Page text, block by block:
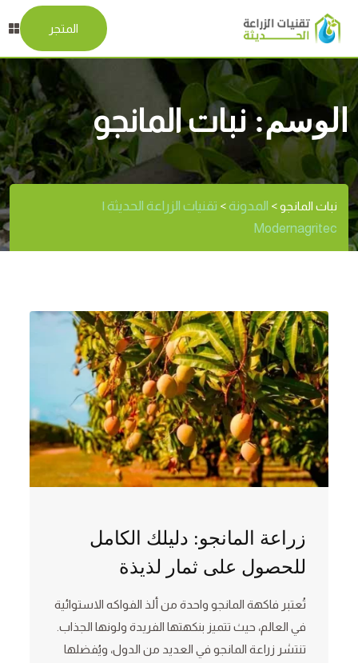
المتجر
الوسم:نبات المانجو
نبات المانجو> المدونة> تقنيات الزراعة الحديثة |
Modernagritec
زراعة المانجو: دليلك الكامل
للحصول على ثمار لذيذة
تُعتبر فاكهة المانجو واحدة من ألذ الفواكه الاستوائية
في العالم، حيث تتميز بنكهتها الفريدة ولونها الجذاب.
تنتشر زراعة المانجو في العديد من الدول، ويُفضلها